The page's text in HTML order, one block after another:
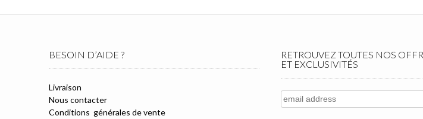
BESOIN D’AIDE ?
Livraison
Nous contacter
Conditions générales de vente
RETROUVEZ TOUTES NOS
ET EXCLUSIVITÉS